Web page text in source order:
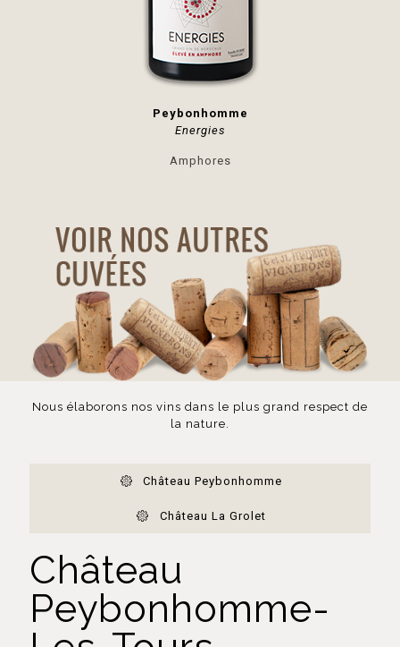
Peybonhomme
Energies
Amphores
Nous élaborons nos vins dans le plus grand respect de
la nature.
Château Peybonhomme
Château La Grolet
Château
Peybonhomme-